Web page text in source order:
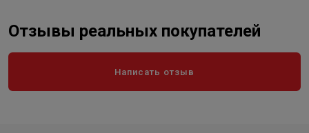
Отзывы реальных покупателей
Написать отзыв